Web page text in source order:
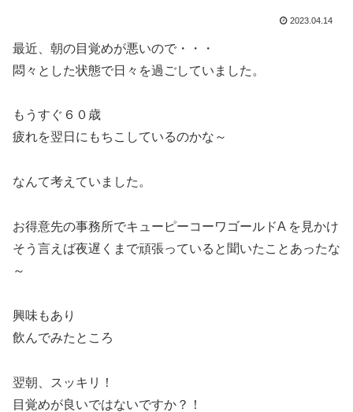
2023.04.14
最近、朝の目覚めが悪いので・・・
悶々とした状態で日々を過ごしていました。
もうすぐ６０歳
疲れを翌日にもちこしているのかな～
なんて考えていました。
お得意先の事務所でキューピーコーワゴールドA を見かけ
そう言えば夜遅くまで頑張っていると聞いたことあったな
～
興味もあり
飲んでみたところ
翌朝、スッキリ！
目覚めが良いではないですか？！